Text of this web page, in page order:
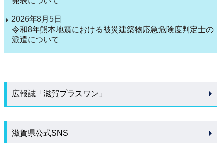
2026年8月5日
令和8年熊本地震における被災建築物応急危険度判定士の
派遣について
広報誌「滋賀プラスワン」
滋賀県公式SNS